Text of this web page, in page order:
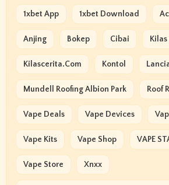
1xbet App 1xbet Download
Anjing Bokep Cibai
Kilascerita.com Kontol
Mundell Roofing Albion Park Roof
Vape Deals Vape Devices
Vape Kits Vape Shop VAPE
Vape Store Xnxx